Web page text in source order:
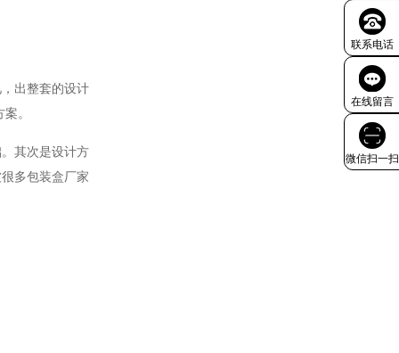
出整套的设计
。
其次是设计方
多包装盒厂家
联系电话
在线留言
微信扫一扫